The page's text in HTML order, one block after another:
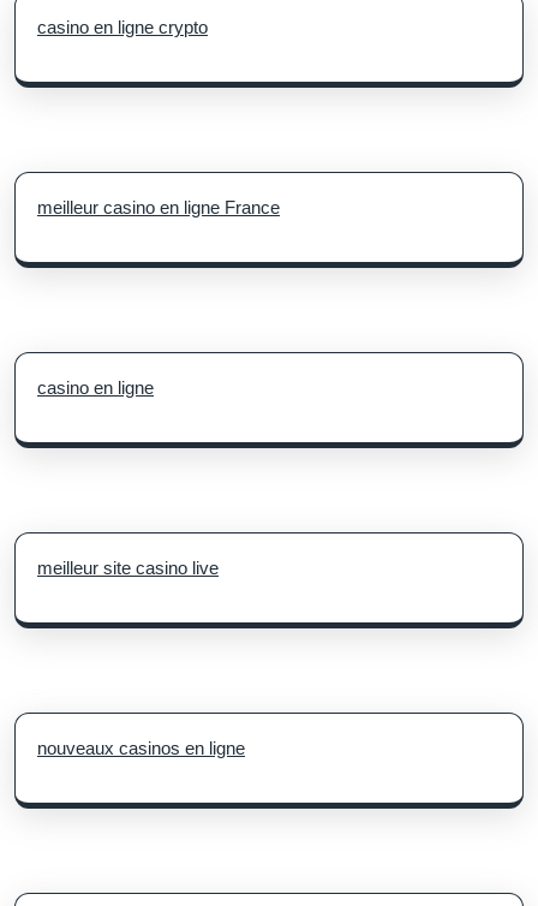
casino en ligne crypto
meilleur casino en ligne France
casino en ligne
meilleur site casino live
nouveaux casinos en ligne